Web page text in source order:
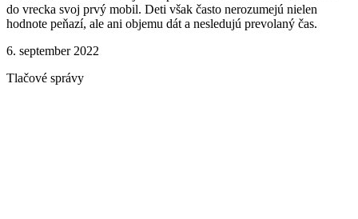
do vrecka svoj prvý mobil. Deti však často nerozumejú nielen
hodnote peňazí, ale ani objemu dát a nesledujú prevolaný čas.
6. september 2022
Tlačové správy